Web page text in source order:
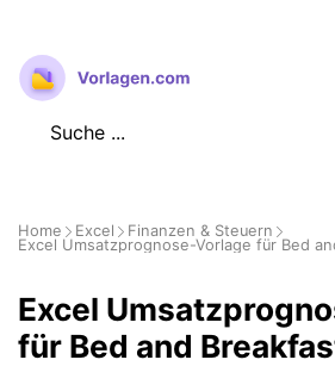
Zum
Inhalt
springen
Home Excel
Finanzen & Steuern
Excel Umsatzprognose-Vorlage für Bed
Excel
für Bed and